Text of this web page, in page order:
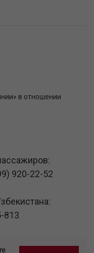
в отношении
920-22-52
813